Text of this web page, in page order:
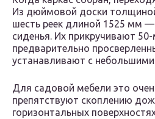
Из дюймовой доски
шесть реек длиной 1525 мм —
сиденья. Их прикручивают
предварительно
устанавливают с
Для садовой мебели это
препятствуют скоплению
горизонтальных